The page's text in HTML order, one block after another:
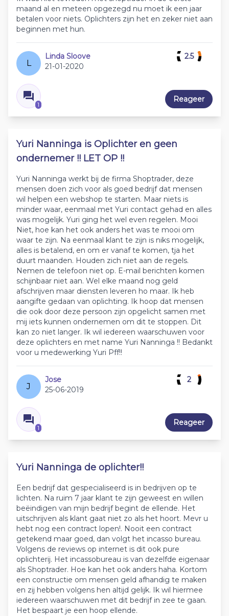
maand al en meteen opgezegd nu moet ik een jaar
betalen voor niets. Oplichters zijn het en zeker niet aan
beginnen met hun.
L
Linda Sloove
21-01-2020
1
2.5
Reageer
Yuri Nanninga is Oplichter en geen
ondernemer !! LET OP !!
Yuri Nanninga werkt bij de firma Shoptrader, deze
mensen doen zich voor als goed bedrijf dat mensen
wil helpen een webshop te starten. Maar niets is
minder waar, eenmaal met Yuri contact gehad en alles
was mogelijk. Yuri ging het wel even regelen. Mooi
Niet, hoe kan het ook anders het was te mooi om
waar te zijn. Na eenmaal klant te zijn is niks mogelijk,
alles is betalend, en om er vanaf te komen, tja het
duurt maanden. Houden zich niet aan de regels.
Nemen de telefoon niet op. E-mail berichten komen
schijnbaar niet aan. Wel elke maand nog geld
afschrijven maar diensten leveren ho maar. Ik heb
aangifte gedaan van oplichting. Ik hoop dat mensen
die ook door deze persoon zijn opgelicht samen met
mij iets kunnen ondernemen om dit te stoppen. Dit
kan zo niet langer. Ik wil iedereen waarschuwen voor
deze oplichters en met name Yuri Nanninga !! Bedankt
voor u medewerking Yuri Pff!!
J
Jose
25-06-2019
1
2
Reageer
Yuri Nanninga de oplichter!!
Een bedrijf dat gespecialiseerd is in bedrijven op te
lichten. Na ruim 7 jaar klant te zijn geweest en willen
beëindigen van mijn bedrijf begint de ellende. Het
uitschrijven als klant gaat niet zo als het hoort. Mevr u
hebt nog een contract lopen!. Nooit een contract
getekend maar goed, dan volgt het incasso bureau.
Volgens de reviews op internet is dit ook pure
oplichterij. Het incassobureau is van dezelfde eigenaar
als Shoptrader. Hoe kan het ook anders haha. Kortom
een constructie om mensen geld afhandig te maken
en zij hebben volgens hen altijd gelijk. Ik wil hiermee
iedereen waarschuwen met dit bedrijf in zee te gaan.
Het bespaart je een hoop ellende.